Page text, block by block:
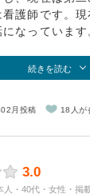
護師です。
なっています
続きを読む
月投稿 18人が
3.0
・40代・女性・掲